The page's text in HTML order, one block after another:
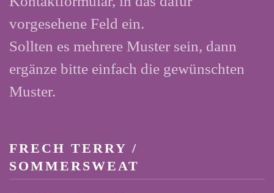
vorgesehene Feld ein.
Sollten es mehrere Muster sein, dann
ergänze bitte einfach die gewünschten
Muster.
FRECH TERRY /
SOMMERSWEAT